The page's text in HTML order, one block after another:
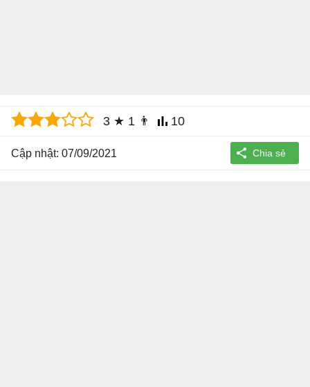
3 ★ 1 👨 10
Cập nhật: 07/09/2021